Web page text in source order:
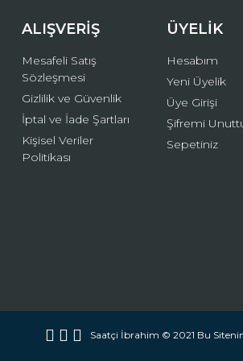
alternatifler olmalı.
ALIŞVERİŞ
Mesafeli Satış
Sözleşmesi
Gizlilik ve Güvenlik
İptal ve İade Şartları
Kişisel Veriler
Politikası
ÜYELİK
Hesabım
Yeni Üyelik
Üye Girişi
Şifremi
Sepetiniz
Saatçi İbrahim © 2021 Bu